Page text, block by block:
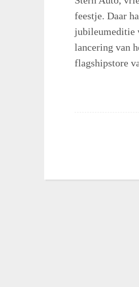
feestje. Daar
jubileumeditie
lancering van
flagshipstore